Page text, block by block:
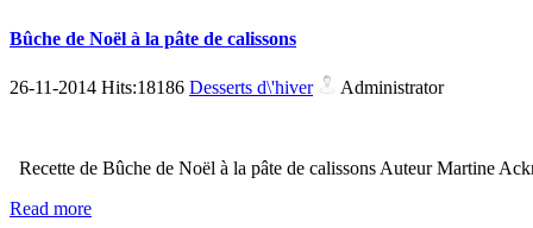
Bûche de Noël à la pâte de calissons
26-11-2014 Hits:18186 Desserts d\'hiver Administrator
Recette de Bûche de Noël à la pâte de calissons Auteur Martine
Read more